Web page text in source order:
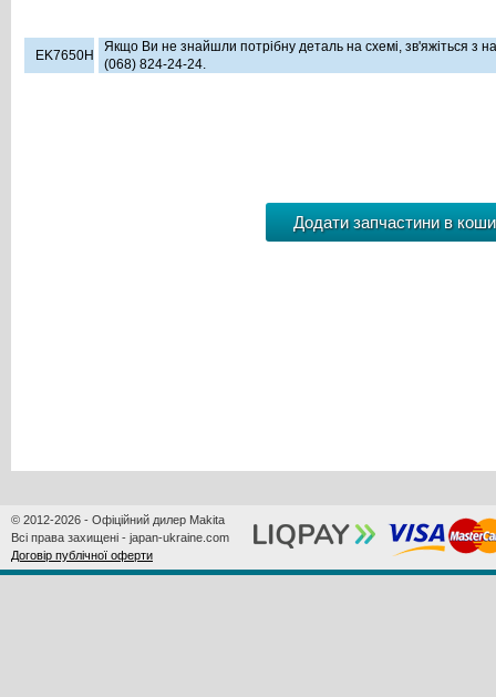
EK7650H
Якщо Ви не знайшли потрібну деталь на схемі, зв'яжіться з
(068) 824-24-24.
© 2012-2026 - Офіційний дилер Makita
Всі права захищені - japan-ukraine.com
Договір публічної оферти